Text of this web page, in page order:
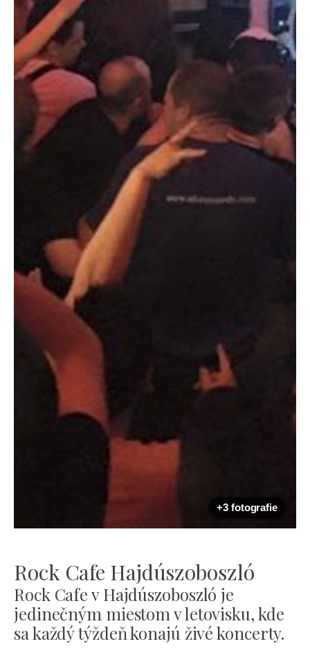
+3 fotografie
Rock Cafe Hajdúszoboszló
Rock Cafe v Hajdúszoboszló je
jedinečným miestom v letovisku, kde
sa každý týždeň konajú živé koncerty.